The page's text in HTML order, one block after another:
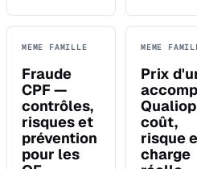
MEME FAMILLE
Fraude
CPF —
contrôles,
risques et
prévention
pour les
MEME
Prix
coût,
risque
charge